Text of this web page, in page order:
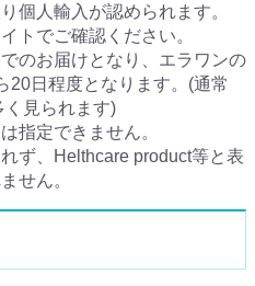
個人輸入が認められます。
トでご確認ください。
のお届けとなり、エラワンの
20日程度となります。(通常
く見られます)
指定できません。
ず、Helthcare product等と表
せん。